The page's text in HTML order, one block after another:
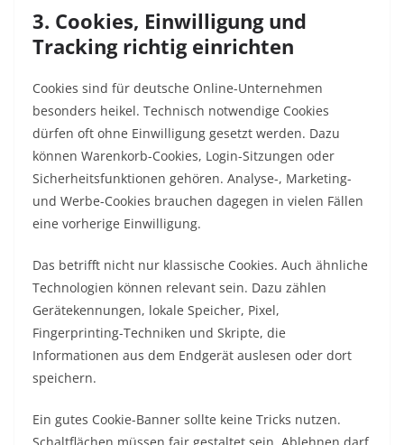
3. Cookies, Einwilligung und
Tracking richtig einrichten
Cookies sind für deutsche Online-Unternehmen
besonders heikel. Technisch notwendige Cookies
dürfen oft ohne Einwilligung gesetzt werden. Dazu
können Warenkorb-Cookies, Login-Sitzungen oder
Sicherheitsfunktionen gehören. Analyse-, Marketing-
und Werbe-Cookies brauchen dagegen in vielen Fällen
eine vorherige Einwilligung.
Das betrifft nicht nur klassische Cookies. Auch ähnliche
Technologien können relevant sein. Dazu zählen
Gerätekennungen, lokale Speicher, Pixel,
Fingerprinting-Techniken und Skripte, die
Informationen aus dem Endgerät auslesen oder dort
speichern.
Ein gutes Cookie-Banner sollte keine Tricks nutzen.